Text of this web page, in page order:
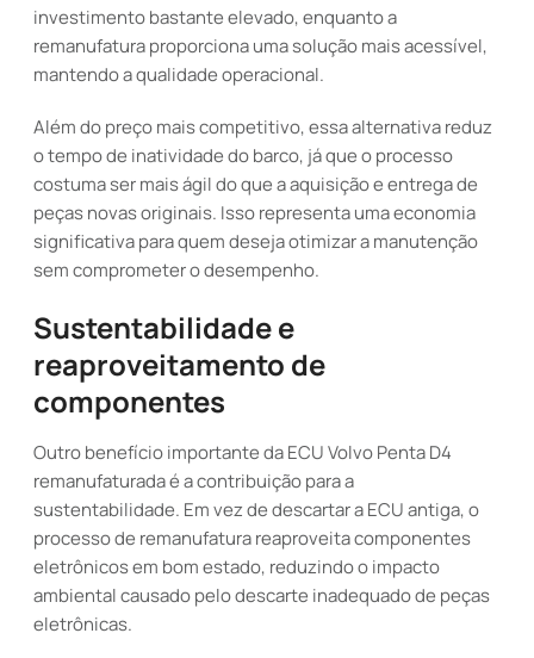
investimento bastante elevado, enquanto a
remanufatura proporciona uma solução mais acessível,
mantendo a qualidade operacional.
Além do preço mais competitivo, essa alternativa reduz
o tempo de inatividade do barco, já que o processo
costuma ser mais ágil do que a aquisição e entrega de
peças novas originais. Isso representa uma economia
significativa para quem deseja otimizar a manutenção
sem comprometer o desempenho.
Sustentabilidade e
reaproveitamento de
componentes
Outro benefício importante da ECU Volvo Penta D4
remanufaturada é a contribuição para a
sustentabilidade. Em vez de descartar a ECU antiga, o
processo de remanufatura reaproveita componentes
eletrônicos em bom estado, reduzindo o impacto
ambiental causado pelo descarte inadequado de peças
eletrônicas.